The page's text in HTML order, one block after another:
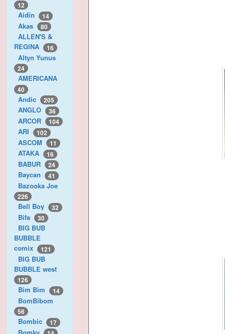
12
Aidin 14
Akas 80
ALLEN'S &
REGINA
16
Altyn Yunus
24
AMERICANA
40
Andic 205
ANGLO 36
ARCOR 104
ARI 102
ASCOM 11
ATAKA 16
BABUR 24
Baycan 41
Bazooka Joe
226
Bell Boy 32
Bifa 30
BIG BUB
BUBBLE
comix
121
BIG BUB
BUBBLE west
126
Bim Bim 14
BomBibom
56
Bombic 17
Bomky